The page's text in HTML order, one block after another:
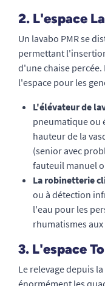
2. L'espace
Un lavabo PMR se
permettant
d'une chaise
l'espace pour les
L'élévateur de
pneumatique ou
hauteur de la
(senior avec
fauteuil manuel
La robinetterie
ou à détection
l'eau pour les
rhumatismes
3. L'espace
Le relevage depuis